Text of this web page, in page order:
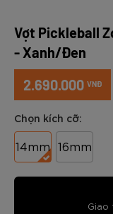
Vợt Pickleball
- Xanh/Đen
2.690.000 VNĐ
Chọn kích cỡ:
14mm 16mm
Giao